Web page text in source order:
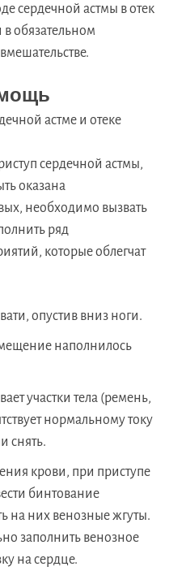
сердечной астмы в отек
обязательном
сердечной астмы,
оказана
необходимо вызвать
ряд
которые облегчат
опустив вниз ноги.
наполнилось
участки тела (ремень,
нормальному току
снять.
крови, при приступе
бинтование
на них венозные жгуты.
заполнить венозное
на сердце.